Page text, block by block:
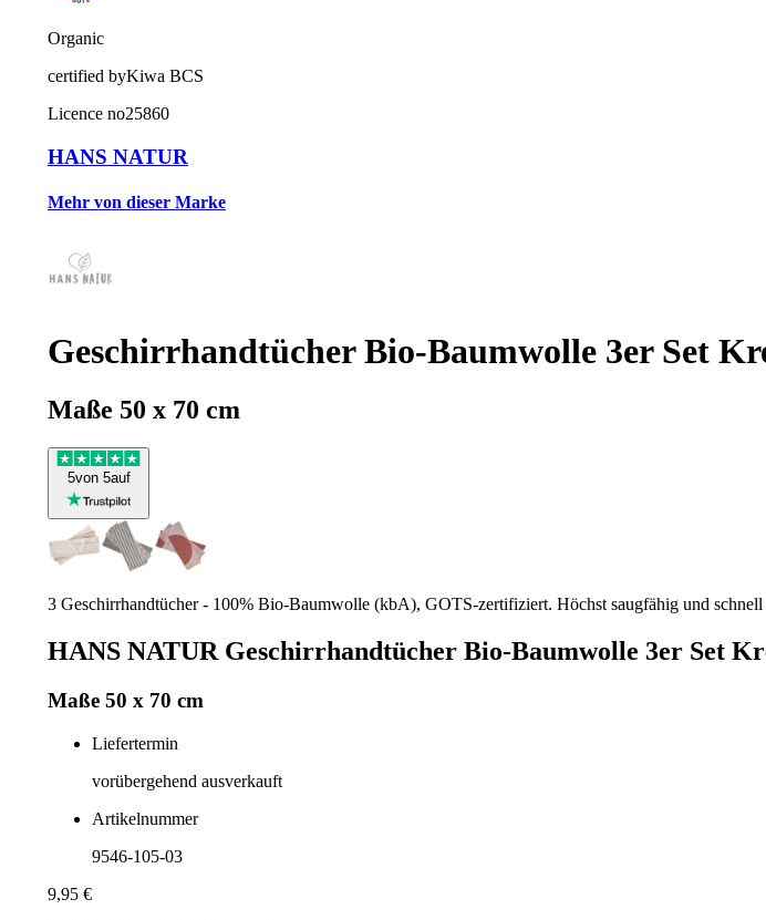
Organic
certified byKiwa BCS
Licence no25860
HANS NATUR
Mehr von dieser Marke
Geschirrhandtücher Bio-Baumwolle 3er Set
Maße 50 x 70 cm
5von 5auf
3 Geschirrhandtücher - 100% Bio-Baumwolle (kbA), GOTS-zertifiziert. Höchst saugfähig und
HANS NATUR Geschirrhandtücher Bio-Baumwolle 3er Set
Maße 50 x 70 cm
Liefertermin
vorübergehend ausverkauft
Artikelnummer
9546-105-03
9,95 €